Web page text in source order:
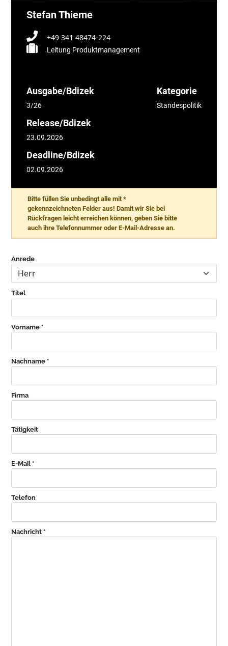
Stefan Thieme
+49 341 48474-224
Leitung Produktmanagement
Ausgabe/Bdizek
3/26
Release/Bdizek
23.09.2026
Deadline/Bdizek
02.09.2026
Kategorie
Standespolitik
Bitte füllen Sie unbedingt alle mit *
gekennzeichneten Felder aus! Damit wir Sie bei
Rückfragen leicht erreichen können, geben Sie bitte
auch ihre Telefonnummer oder E-Mail-Adresse an.
Anrede
Titel
Vorname *
Nachname *
Firma
Tätigkeit
E-Mail *
Telefon
Nachricht *